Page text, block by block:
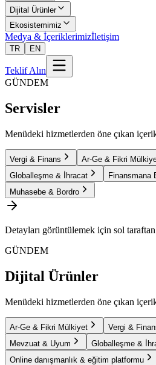
Dijital Ürünler
Ekosistemimiz
Medya & İçeriklerimizİletişim
TR EN
Teklif Alın
GÜNDEM
Servisler
Menüdeki hizmetlerden öne çıkan
Vergi & Finans Ar-Ge & Fikri
Globalleşme & İhracat
Finansmana
Muhasebe & Bordro
Detayları görüntülemek için sol
GÜNDEM
Dijital Ürünler
Menüdeki hizmetlerden öne çıkan
Ar-Ge & Fikri Mülkiyet Vergi &
Mevzuat & Uyum
Globalleşme &
Online danışmanlık & eğitim platformu